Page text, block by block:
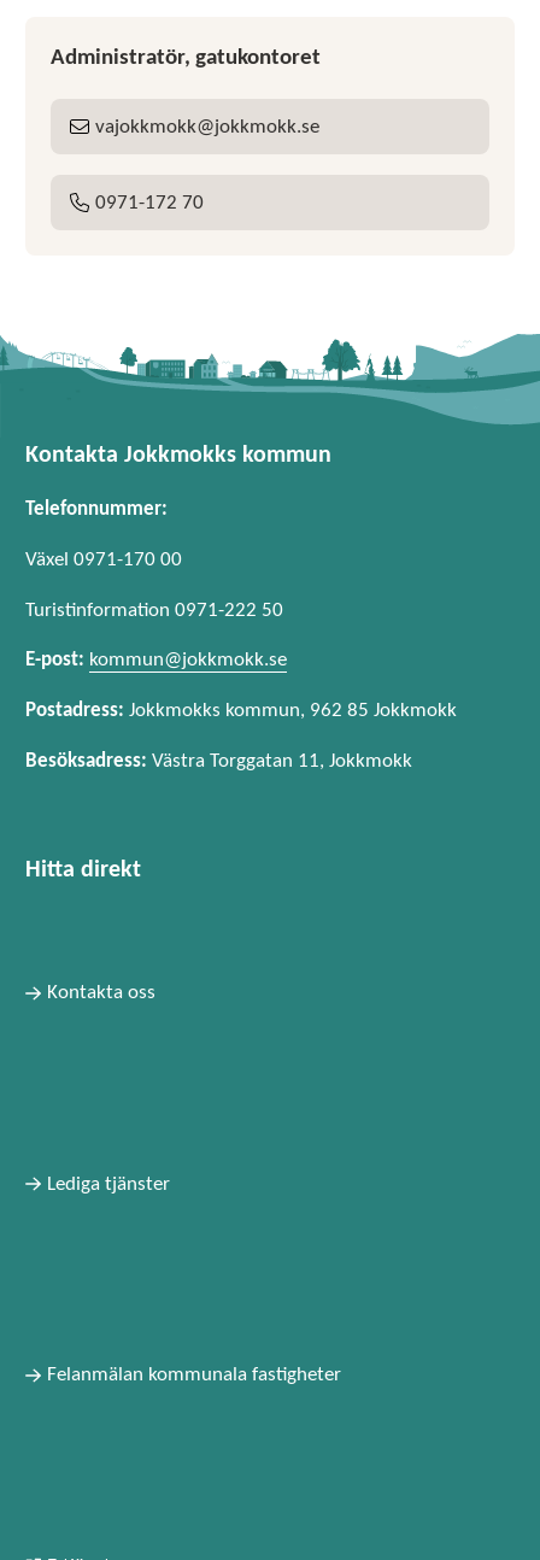
Administratör, gatukontoret
vajokkmokk jokkmokk se
0971-172 70
Kontakta Jokkmokks kommun
Telefonnummer:
Växel 0971-170 00
Turistinformation 0971-222 50
E-post: kommun@jokkmokk.se
Postadress: Jokkmokks kommun, 962 85 Jokkmokk
Besöksadress: Västra Torggatan 11, Jokkmokk
Hitta direkt
Kontakta oss
Lediga tjänster
Felanmälan kommunala fastigheter